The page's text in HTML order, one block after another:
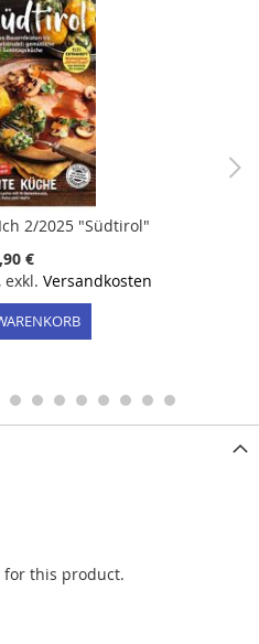
2/2025 "Südtirol"
€
, exkl. Versandkosten
for this product.